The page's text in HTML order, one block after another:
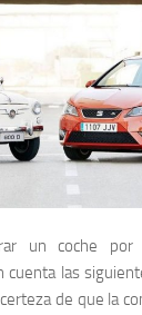
un coche
las
de que la